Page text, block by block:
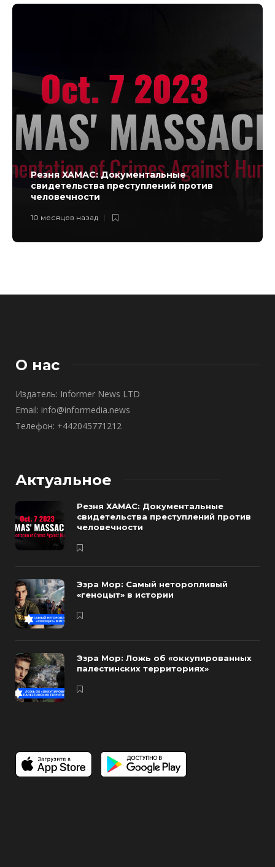
Резня ХАМАС: Документальные
свидетельства преступлений против
человечности
10 месяцев назад
О нас
Издатель: Informer News LTD
Email: info@informedia.news
Телефон: +442045771212
Актуальное
Резня ХАМАС: Документальные
свидетельства преступлений против
человечности
Эзра Мор: Самый неторопливый
«геноцыт» в истории
Эзра Мор: Ложь об «оккупированных
палестинских территориях»